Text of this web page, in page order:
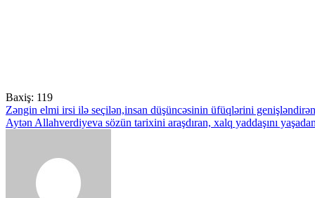
Baxiş: 119
Yazı
naviqasiyası
Zəngin elmi irsi ilə seçilən,insan düşüncəsinin üfüqlərini
Aytən Allahverdiyeva sözün tarixini araşdıran, xalq yaddaşını